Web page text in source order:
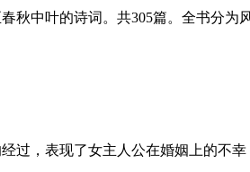
中叶的诗词。共305篇。全书分为
，表现了女主人公在婚姻上的不